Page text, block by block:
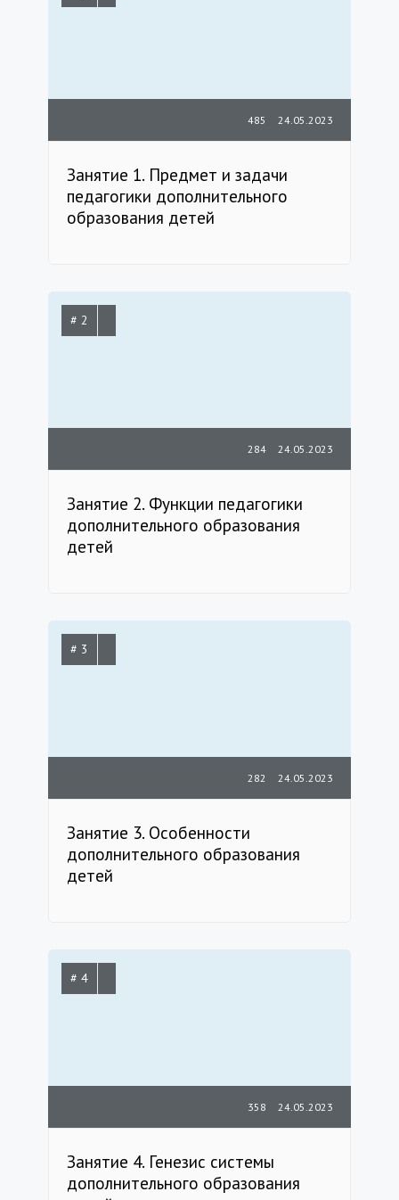
24.05.2023
485
Занятие 1. Предмет и задачи
педагогики дополнительного
образования детей
# 2
24.05.2023
284
Занятие 2. Функции педагогики
дополнительного образования
детей
# 3
24.05.2023
282
Занятие 3. Особенности
дополнительного образования
детей
# 4
24.05.2023
358
Занятие 4. Генезис системы
дополнительного образования